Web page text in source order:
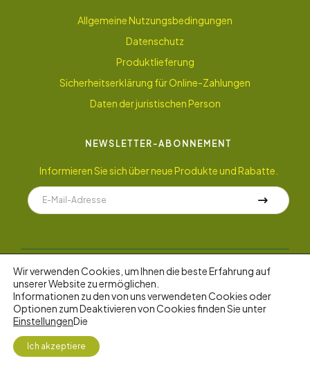
Allgemeine Nutzungsbedingungen
Datenschutz
Produktlieferung
Sicherheitserklärung für Online-Zahlungen
Daten der juristischen Person
NEWSLETTER-ABONNEMENT
Informieren Sie sich über neue Produkte und Rabatte.
© 2022 AyuGarden.Alle Rechte vorbehalten.
Geschäft Mein Konto
Wir verwenden Cookies, um Ihnen die beste Erfahrung auf
unserer Website zu ermöglichen.
Informationen zu den von uns verwendeten Cookies oder
Optionen zum Deaktivieren von Cookies finden Sie unter
EinstellungenDie
Ich akzeptiere